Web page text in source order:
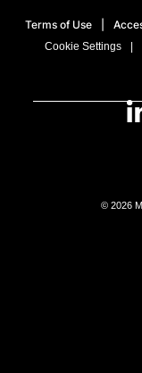
Terms of Use
Cookie Settings
© 2026